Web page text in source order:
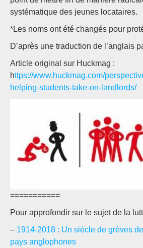
systématique des jeunes locataires.
*Les noms ont été changés pour
D’après une traduction de l’anglais
Article original sur Huckmag :
https://www.huckmag.com/
helping-students-take-on-landlords/
===========
Pour approfondir sur le sujet de la
– 1914-2018 : Un siècle de grèves
pays anglophones